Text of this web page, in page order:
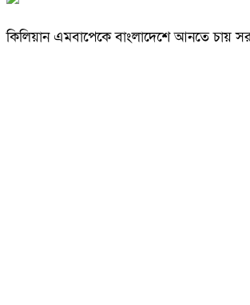
কিলিয়ান এমবাপেকে বাংলাদেশে আনতে চায়